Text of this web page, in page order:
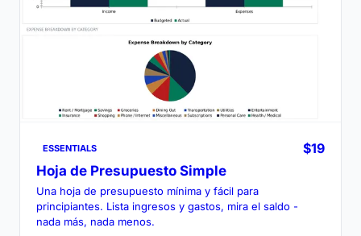
ESSENTIALS
$19
Hoja de Presupuesto Simple
Una hoja de presupuesto mínima y fácil para
principiantes. Lista ingresos y gastos, mira el saldo -
nada más, nada menos.